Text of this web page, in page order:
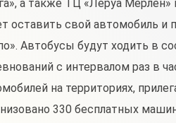
а также ТЦ «Леруа
оставить свой автомобиль и
Автобусы будут ходить в
с интервалом раз в
на территориях,
330 бесплатных